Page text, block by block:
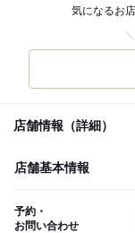
気になるお
店舗情報（詳細）
店舗基本情報
予約・
お問い合わせ